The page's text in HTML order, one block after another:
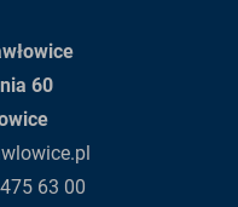
60
63 00